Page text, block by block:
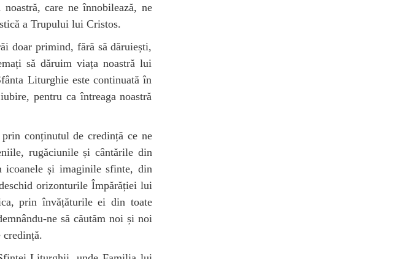
care ne înnobilează, ne
a Trupului lui Cristos.
doar primind, fără să dăruiești,
să dăruim viața noastră lui
Liturghie este continuată în
pentru ca întreaga noastră
conținutul de credință ce ne
rugăciunile și cântările din
icoanele și imaginile sfinte, din
orizonturile Împărăției lui
prin învățăturile ei din toate
ne să căutăm noi și noi
credință.